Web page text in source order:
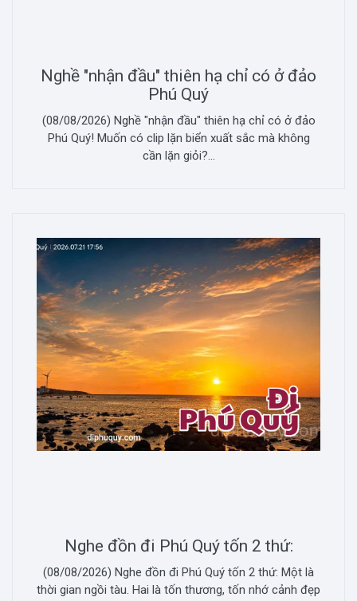
Nghề "nhận đầu" thiên hạ chỉ có ở đảo
Phú Quý
(08/08/2026) Nghề "nhận đầu" thiên hạ chỉ có ở đảo
Phú Quý! Muốn có clip lặn biển xuất sắc mà không
cần lặn giỏi?...
Nghe đồn đi Phú Quý tốn 2 thứ:
(08/08/2026) Nghe đồn đi Phú Quý tốn 2 thứ: Một là
thời gian ngồi tàu. Hai là tốn thương, tốn nhớ cảnh đẹp